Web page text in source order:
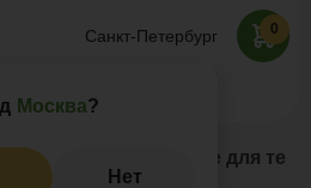
Санкт-Петербург
Москва?
Нет
Заказать звонок
0
Освещение для